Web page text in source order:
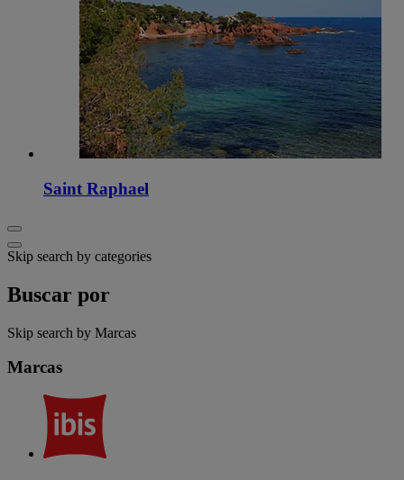
Saint Raphael
Skip search by categories
Buscar por
Skip search by Marcas
Marcas